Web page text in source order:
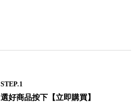
STEP.1
選好商品按下【立即購買】